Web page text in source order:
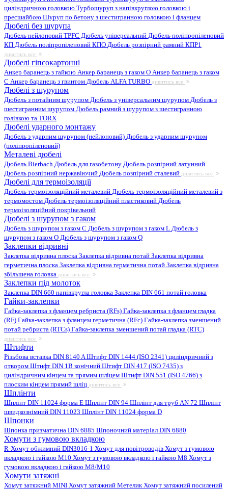
циліндричною головкою Турбошуруп з напівкруглою головкою і
пресшайбою Шуруп по бетону з шестигранною головкою і фланцем
Дюбелі без шурупа
Дюбель нейлоновий TPFC Дюбель універсальний Дюбель поліпропіленовий
КП Дюбель поліпропіленовий КПО Дюбель розпірний рамний КПР1
дивитись все
Дюбелі гіпсокартонні
Анкер баранець з гайкою Анкер баранець з гаком O Анкер баранець з гаком
С Анкер баранець з гвинтом Дюбель ALFA TURBO дивитись все
Дюбелі з шурупом
Дюбель з потайним шурупом Дюбель з універсальним шурупом Дюбель з
шестигранним шурупом Дюбель рамний з шурупом з шестигранною
голівкою та TORX
Дюбелі ударного монтажу
Дюбель з ударним шурупом (нейлоновий) Дюбель з ударним шурупом
(поліпропіленовий)
Металеві дюбелі
Дюбель Bierbach Дюбель для газобетону Дюбель розпірний латунний
Дюбель розпірний нержавіючий Дюбель розпірний сталевий дивитись все
Дюбелі для термоізоляції
Дюбель термоізоляційний металевий Дюбель термоізоляційний металевий з
термомостом Дюбель термоізоляційний пластиковий Дюбель
термоізоляційний покрівельний
Дюбелі з шурупом з гаком
Дюбель з шурупом з гаком C Дюбель з шурупом з гаком L Дюбель з
шурупом з гаком O Дюбель з шурупом з гаком Q
Заклепки відривні
Заклепка відривна плоска Заклепка відривна потай Заклепка відривна
герметична плоска Заклепка відривна герметична потай Заклепка відривна
збільшена головка дивитись все
Заклепки під молоток
Заклепка DIN 660 напівкругла головка Заклепка DIN 661 потай головка
Гайки-заклепки
Гайка-заклепка з фланцем ребриста (RFs) Гайка-заклепка з фланцем гладка
(RF) Гайка-заклепка з фланцем герметична (RFc) Гайка-заклепка зменшений
потай ребриста (RTCs) Гайка-заклепка зменшений потай гладка (RTC)
дивитись все
Штифти
Різьбова вставка DIN 8140 AШтифт DIN 1444 (ISO 2341) циліндричний з
отвором Штифт DIN 1B конічний Штифт DIN 417 (ISO 7435) з
циліндричним кінцем та прямим шліцем Штифт DIN 551 (ISO 4766) з
плоским кінцем прямий шліц дивитись все
Шплінти
Шплінт DIN 11024 форма E Шплінт DIN 94 Шплінт для труб AN 72 Шплінт
швидкознімний DIN 11023 Шплінт DIN 11024 форма D
Шпонки
Шпонка призматична DIN 6885 Шпоночний матеріал DIN 6880
Хомути з гумовою вкладкою
R-Хомут обжимний DIN3016-1 Хомут для повітроводів Хомут з гумовою
вкладкою і гайкою M10 Хомут з гумовою вкладкою і гайкою M8 Хомут з
гумовою вкладкою і гайкою М8/M10
Хомути затяжні
Хомут затяжний MINI Хомут затяжний МетеликХомут затяжний посилений